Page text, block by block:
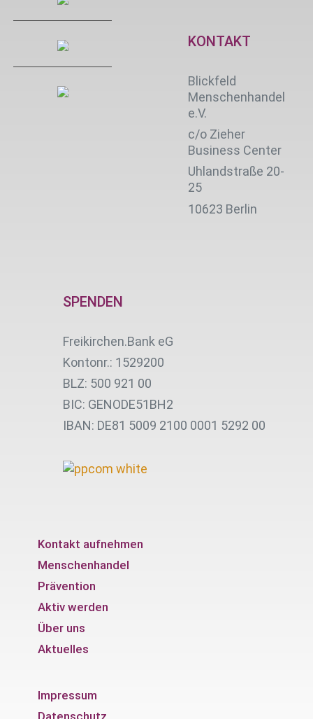
KONTAKT
Blickfeld
Menschenhandel
e.V.
c/o Zieher
Business Center
Uhlandstraße 20-
25
10623 Berlin
SPENDEN
Freikirchen.Bank eG
Kontonr.: 1529200
BLZ: 500 921 00
BIC: GENODE51BH2
IBAN: DE81 5009 2100 0001 5292 00
Kontakt aufnehmen
Menschenhandel
Prävention
Aktiv werden
Über uns
Aktuelles
Impressum